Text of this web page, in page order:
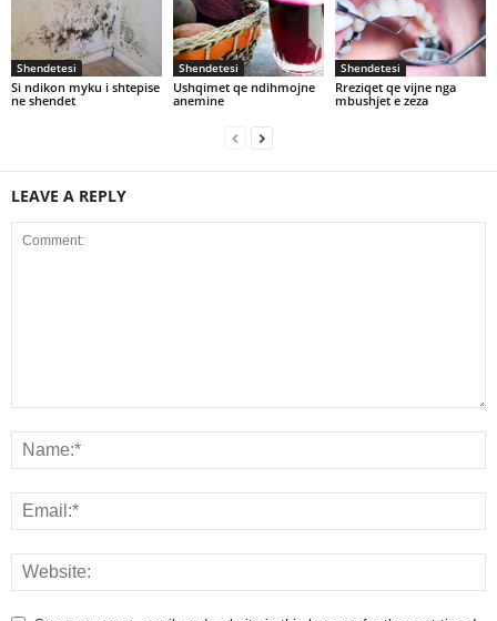
Shendetesi
Si ndikon myku i shtepise
ne shendet
Shendetesi
Ushqimet qe ndihmojne
anemine
Shendetesi
Rreziqet qe vijne nga
mbushjet e zeza
LEAVE A REPLY